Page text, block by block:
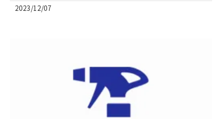
2023/12/07